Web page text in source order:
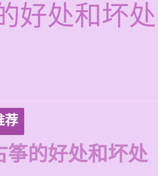
好处和坏处
荐
筝的好处和坏处